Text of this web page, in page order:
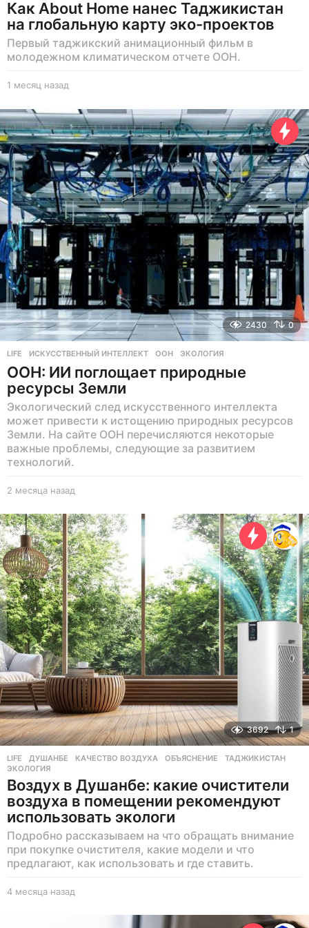
Как About Home нанес Таджикистан
на глобальную карту эко-проектов
Первый таджикский анимационный фильм в
молодежном климатическом отчете ООН.
1 месяц назад
е
с
я
ц
н
а
з
а
д
2430 0
LIFE ИСКУССТВЕННЫЙ ИНТЕЛЛЕКТ ,ООН ,ЭКОЛОГИЯ
ООН: ИИ поглощает природные
ресурсы Земли
Экологический след искусственного интеллекта
может привести к истощению природных ресурсов
Земли. На сайте ООН перечисляются некоторые
важные проблемы, следующие за развитием
технологий.
2 месяца назад
е
с
я
ц
а
н
а
з
а
д
3692 1
LIFE ДУШАНБЕ ,КАЧЕСТВО ВОЗДУХА ,ОБЪЯСНЕНИЕ ,ТАДЖИКИСТАН
ЭКОЛОГИЯ
Воздух в Душанбе: какие очистители
воздуха в помещении рекомендуют
использовать экологи
Подробно рассказываем на что обращать внимание
при покупке очистителя, какие модели и что
предлагают, как использовать и где ставить.
4 месяца назад